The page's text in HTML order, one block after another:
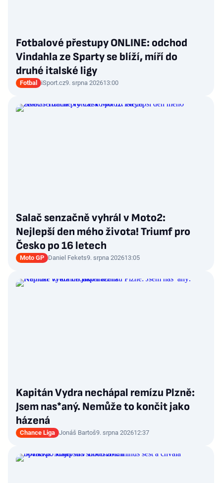
Fotbalové přestupy ONLINE: odchod
Vindahla ze Sparty se blíží, míří do
druhé italské ligy
Fotbal iSport.cz9. srpna 202613:00
Salač senzačně vyhrál v Moto2:
Nejlepší den mého života! Triumf pro
Česko po 16 letech
Moto GP Daniel Fekets9. srpna 202613:05
Kapitán Vydra nechápal remízu Plzně:
Jsem nas*aný. Nemůže to končit jako
házená
Chance Liga Jonáš Bartoš9. srpna 202612:37